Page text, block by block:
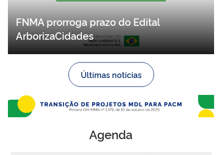
FNMA prorroga prazo do Edital
ArborizaCidades
Últimas notícias
Agenda